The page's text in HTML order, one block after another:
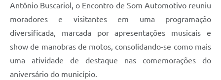
Antônio Buscariol, o Encontro de Som Automotivo reuniu
moradores e visitantes em uma programação
diversificada, marcada por apresentações musicais e
show de manobras de motos, consolidando-se como mais
uma atividade de destaque nas comemorações do
aniversário do município.